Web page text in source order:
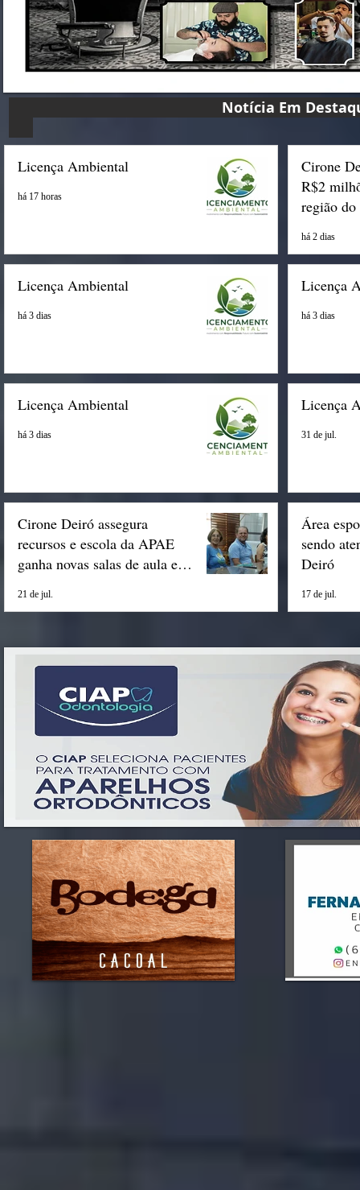
Notícia Em
Licença Ambiental
há 17 horas
Cirone
R$2
região do
há 2 dias
Licença Ambiental
há 3 dias
Licença
há 3 dias
Licença Ambiental
há 3 dias
Licença
31 de jul.
Cirone Deiró assegura
recursos e escola da APAE
ganha novas salas de aula em
21 de jul.
Área
sendo
Deiró
17 de jul.